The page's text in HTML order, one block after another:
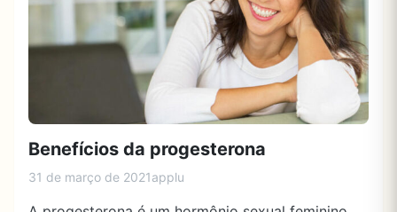
Benefícios da progesterona
31 de março de 2021applu